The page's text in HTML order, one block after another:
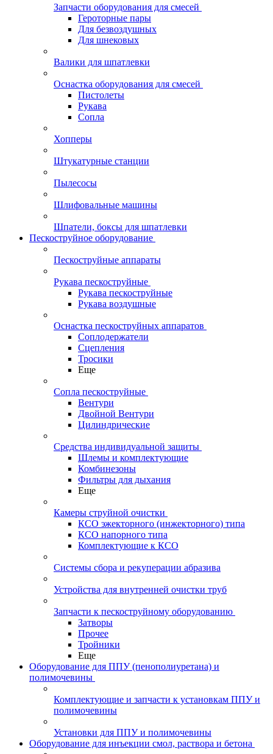
Запчасти оборудования для смесей
Героторные пары
Для безвоздушных
Для шнековых
Валики для шпатлевки
Оснастка оборудования для смесей
Пистолеты
Рукава
Сопла
Хопперы
Штукатурные станции
Пылесосы
Шлифовальные машины
Шпатели, боксы для шпатлевки
Пескоструйное оборудование
Пескоструйные аппараты
Рукава пескоструйные
Рукава пескоструйные
Рукава воздушные
Оснастка пескоструйных аппаратов
Соплодержатели
Сцепления
Тросики
Еще
Сопла пескоструйные
Вентури
Двойной Вентури
Цилиндрические
Средства индивидуальной защиты
Шлемы и комплектующие
Комбинезоны
Фильтры для дыхания
Еще
Камеры струйной очистки
КСО эжекторного (инжекторного) типа
КСО напорного типа
Комплектующие к КСО
Системы сбора и рекуперации абразива
Устройства для внутренней очистки труб
Запчасти к пескоструйному оборудованию
Затворы
Прочее
Тройники
Еще
Оборудование для ППУ (пенополиуретана) и
полимочевины
Комплектующие и запчасти к установкам ППУ и
полимочевины
Установки для ППУ и полимочевины
Оборудование для инъекции смол, раствора и бетона